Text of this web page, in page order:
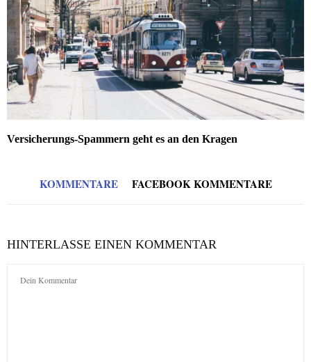
Versicherungs-Spammern geht es an den Kragen
KOMMENTARE FACEBOOK KOMMENTARE
HINTERLASSE EINEN KOMMENTAR